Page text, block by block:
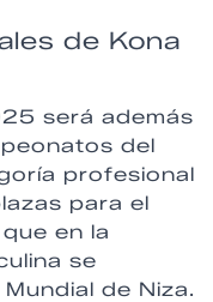
de Kona
será además
del
profesional
para el
en la
se
de Niza.